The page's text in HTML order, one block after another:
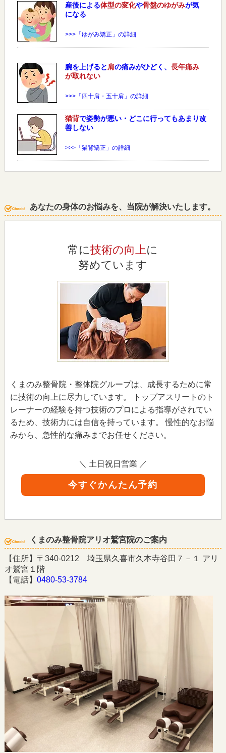
産後による体型の変化や骨盤のゆがみが気
になる
>>>「ゆがみ矯正」の詳細
腕を上げると 肩の痛みがひどく、 長年痛み
が取れない
>>>「四十肩・五十肩」の詳細
猫背で姿勢が悪い・どこに行ってもあまり改
善しない
>>>「猫背矯正」の詳細
あなたの身体のお悩みを、当院が解決いたします。
常に技術の向上に
努めています
くまのみ整骨院・整体院グループは、成長するために常
に技術の向上に尽力しています。 トップアスリートのト
レーナーの経験を持つ技術のプロによる指導がされてい
るため、技術力には自信を持っています。 慢性的なお悩
みから、急性的な痛みまでお任せください。
＼ 土日祝日営業 ／
今すぐかんたん予約
くまのみ整骨院アリオ鷲宮院のご案内
【住所】〒340-0212 埼玉県久喜市久本寺谷田７－１ アリ
オ鷲宮１階
【電話】 0480-53-3784